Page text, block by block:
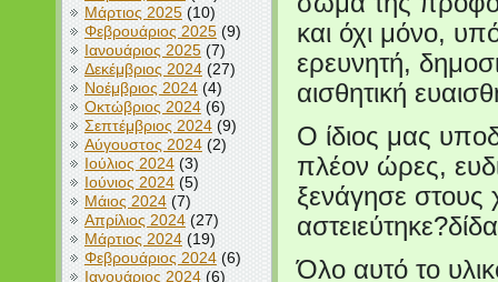
Μάρτιος 2025(10)
Φεβρουάριος 2025(9)
Ιανουάριος 2025(7)
Δεκέμβριος 2024(27)
Νοέμβριος 2024(4)
Οκτώβριος 2024(6)
Σεπτέμβριος 2024(9)
Αύγουστος 2024(2)
Ιούλιος 2024(3)
Ιούνιος 2024(5)
Μάιος 2024(7)
Απρίλιος 2024(27)
Μάρτιος 2024(19)
Φεβρουάριος 2024(6)
Ιανουάριος 2024(6)
και όχι μόνο,
ερευνητή,
αισθητική
Ο ίδιος μας
πλέον ώρες,
ξενάγησε
Όλο αυτό το